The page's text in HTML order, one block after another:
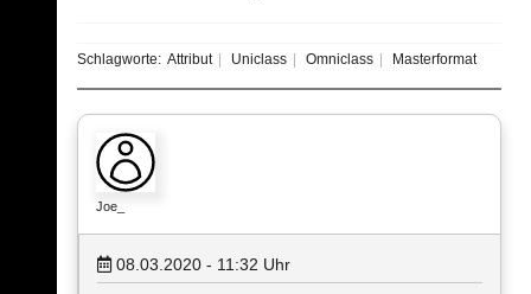
Schlagworte: Attribut Uniclass Omniclass Masterformat
Joe_
08.03.2020 - 11:32 Uhr